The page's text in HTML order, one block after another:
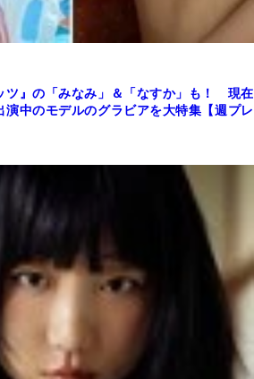
ツ』の「みなみ」＆「なすか」も！ 現在
演中のモデルのグラビアを大特集【週プレ